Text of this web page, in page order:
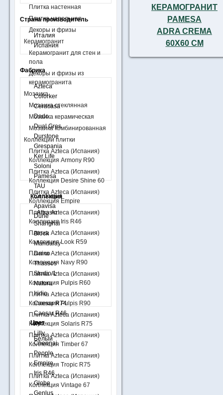
Плитка настенная
Плитка напольная
Декоры и фризы
Керамогранит
Керамогранит для стен и
пола
Декоры и фризы из
керамогранита
Мозаика
Мозаика стеклянная
Мозаика керамическая
Мозаика комбинированная
Коллекции плитки
Плитка Azteca (Испания)
Коллекция Armony R90
Плитка Azteca (Испания)
Коллекция Desire Shine 60
Плитка Azteca (Испания)
Коллекция Empire
Плитка Azteca (Испания)
Коллекция Iris R46
Плитка Azteca (Испания)
Коллекция Look R59
Плитка Azteca (Испания)
Коллекция Navy R90
Плитка Azteca (Испания)
Коллекция Pulpis R60
Плитка Azteca (Испания)
Коллекция Pulpis R90
Плитка Azteca (Испания)
Коллекция Solaris R75
Плитка Azteca (Испания)
Коллекция Timber 67
Плитка Azteca (Испания)
Коллекция Tropic R75
Плитка Azteca (Испания)
Коллекция Vintage 67
Страна производитель
Италия
Испания
Фабрика
Azteca
Colorker
Ceracasa
Dado
Dual Gres
Durstone
Grespania
Ker Life
Soloni
Pamesa
TAU
Cerdomus
Apavisa
Dune
Коллекция
Albasin
Shanghai
Block
Mandalay
Daino
Thassos
Studio 1
Natura
Iridio
Сaesar R74
Сaesar R46
Iryo
Lilly
Chennai
People
Empire
Iris R46
Globe
Genlus
Цвет
Белый
КЕРАМОГРАНИТ
PAMESA
ADRA CREMA
60X60 СМ